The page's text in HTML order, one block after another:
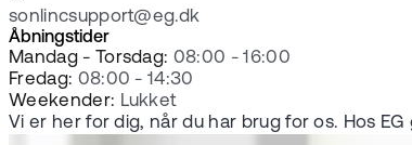
sonlincsupport@eg.dk
Åbningstider
Mandag - Torsdag: 08:00 - 16:00
Fredag: 08:00 - 14:30
Weekender: Lukket
Vi er her for dig, når du har brug for os. Hos